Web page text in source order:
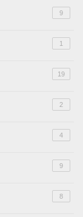
9
1
19
2
4
9
8